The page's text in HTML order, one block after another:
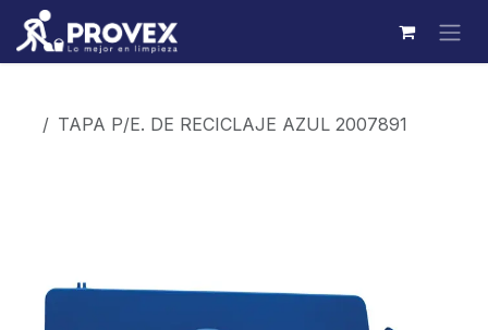
Ir al contenido
TAPA P/E. DE RECICLAJE AZUL 2007891